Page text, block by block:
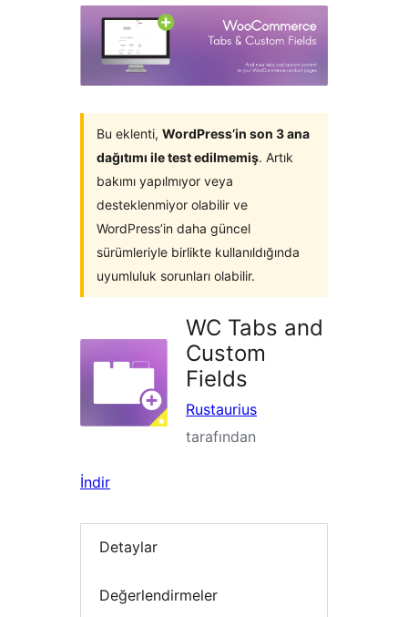
Bu eklenti, WordPress’in son 3 ana
dağıtımı ile test edilmemiş. Artık
bakımı yapılmıyor veya
desteklenmiyor olabilir ve
WordPress’in daha güncel
sürümleriyle birlikte kullanıldığında
uyumluluk sorunları olabilir.
WC Tabs and
Custom
Fields
Rustaurius
tarafından
İndir
Detaylar
Değerlendirmeler